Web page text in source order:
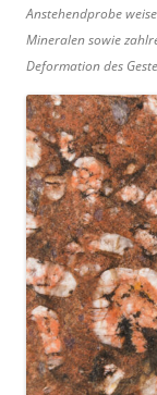
Anstehendprobe
Mineralen sowie
Deformation des